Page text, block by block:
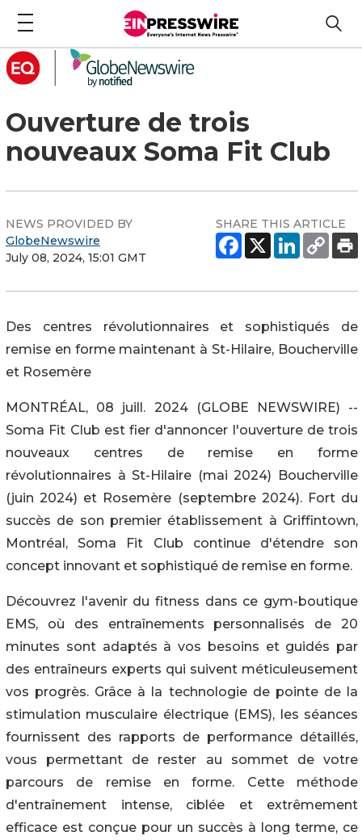
Ouverture de trois
nouveaux Soma Fit Club
NEWS PROVIDED BY
GlobeNewswire
July 08, 2024, 15:01 GMT
SHARE THIS ARTICLE
Des centres révolutionnaires et sophistiqués de
remise en forme maintenant à St-Hilaire, Boucherville
et Rosemère
MONTRÉAL, 08 juill. 2024 (GLOBE NEWSWIRE) --
Soma Fit Club est fier d'annoncer l'ouverture de trois
nouveaux centres de remise en forme
révolutionnaires à St-Hilaire (mai 2024) Boucherville
(juin 2024) et Rosemère (septembre 2024). Fort du
succès de son premier établissement à Griffintown,
Montréal, Soma Fit Club continue d'étendre son
concept innovant et sophistiqué de remise en forme.
Découvrez l'avenir du fitness dans ce gym-boutique
EMS, où des entraînements personnalisés de 20
minutes sont adaptés à vos besoins et guidés par
des entraîneurs experts qui suivent méticuleusement
vos progrès. Grâce à la technologie de pointe de la
stimulation musculaire électrique (EMS), les séances
fournissent des rapports de performance détaillés,
vous permettant de rester au sommet de votre
parcours de remise en forme. Cette méthode
d'entraînement intense, ciblée et extrêmement
efficace est conçue pour un succès à long terme, ce